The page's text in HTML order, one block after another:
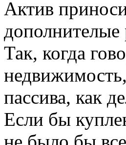
Актив
дополнителые
Так, когда
пассива, как
Если бы